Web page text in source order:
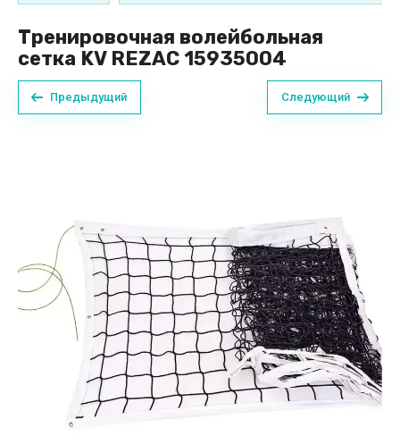
Тренировочная волейбольная
сетка KV REZAC 15935004
Предыдущий Следующий